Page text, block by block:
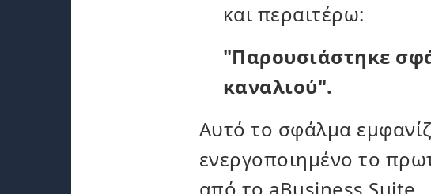
και περαιτέρω:
"Παρουσιάστηκε
καναλιού".
Αυτό το σφάλμα
ενεργοποιημένο το